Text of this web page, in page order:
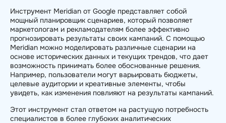
Инструмент Meridian от Google представляет собой
мощный планировщик сценариев, который позволяет
маркетологам и рекламодателям более эффективно
прогнозировать результаты своих кампаний. С помощью
Meridian можно моделировать различные сценарии на
основе исторических данных и текущих трендов, что дает
возможность принимать более обоснованные решения.
Например, пользователи могут варьировать бюджеты,
целевые аудитории и креативные элементы, чтобы
увидеть, как изменения повлияют на результаты кампаний.
Этот инструмент стал ответом на растущую потребность
специалистов в более глубоких аналитических